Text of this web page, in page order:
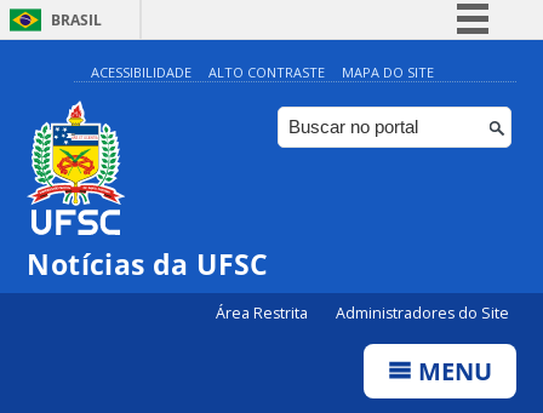
BRASIL
Simplifique!
Comunica BR
Participe
ACESSIBILIDADE ALTO CONTRASTE MAPA DO SITE
Notícias da UFSC
Área Restrita Administradores do Site
MENU